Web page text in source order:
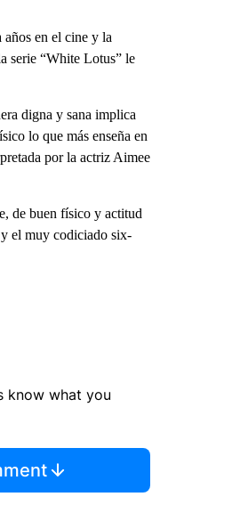
años en el cine y la
serie “White Lotus” le
digna y sana implica
lo que más enseña en
por la actriz Aimee
de buen físico y actitud
el muy codiciado six-
know what you